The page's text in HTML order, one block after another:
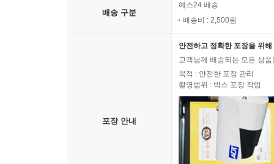
배송 구분
예스24 배송
배송비 : 2,500원
포장 안내
안전하고 정확한 포장을 위
고객님께 배송되는 모든 상
목적 : 안전한 포장 관리
촬영범위 : 박스 포장 작업